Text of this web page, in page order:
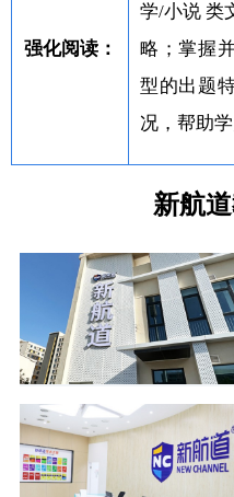
强化阅读：
学/小说 类
略；掌握
型的出题
况，帮助
新航